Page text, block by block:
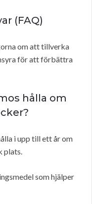
(FAQ)
om att tillverka
för att förbättra
hålla om
i upp till ett år om
plats.
som hjälper